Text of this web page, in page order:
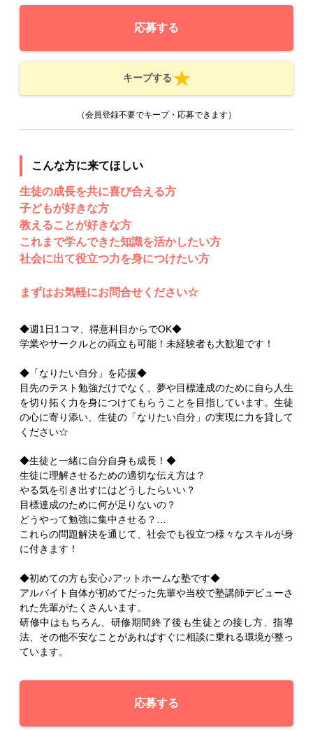
応募する
キープする
（会員登録不要でキープ・応募できます）
こんな方に来てほしい
生徒の成長を共に喜び合える方
子どもが好きな方
教えることが好きな方
これまで学んできた知識を活かしたい方
社会に出て役立つ力を身につけたい方
まずはお気軽にお問合せください☆
◆週1日1コマ、得意科目からでOK◆
学業やサークルとの両立も可能！未経験者も大歓迎です！
◆「なりたい自分」を応援◆
目先のテスト勉強だけでなく、夢や目標達成のために自ら人生
を切り拓く力を身につけてもらうことを目指しています。生徒
の心に寄り添い、生徒の「なりたい自分」の実現に力を貸して
ください☆
◆生徒と一緒に自分自身も成長！◆
生徒に理解させるための適切な伝え方は？
やる気を引き出すにはどうしたらいい？
目標達成のために何が足りないの？
どうやって勉強に集中させる？…
これらの問題解決を通じて、社会でも役立つ様々なスキルが身
に付きます！
◆初めての方も安心♪アットホームな塾です◆
アルバイト自体が初めてだった先輩や当校で塾講師デビューさ
れた先輩がたくさんいます。
研修中はもちろん、研修期間終了後も生徒との接し方、指導
法、その他不安なことがあればすぐに相談に乗れる環境が整っ
ています。
応募する